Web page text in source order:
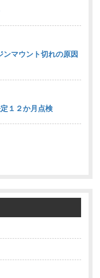
ンマウント切れの原因
１２か月点検